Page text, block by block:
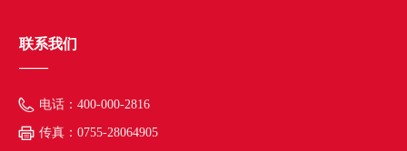
电话： 400-000-2816
传真： 0755-28064905
联系我们
——